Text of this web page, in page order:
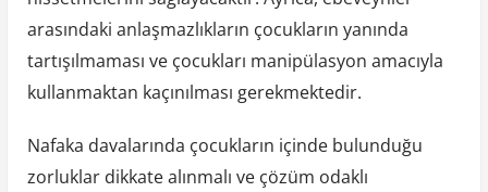
arasındaki anlaşmazlıkların çocukların yanında
tartışılmaması ve çocukları manipülasyon amacıyla
kullanmaktan kaçınılması gerekmektedir.
Nafaka davalarında çocukların içinde bulunduğu
zorluklar dikkate alınmalı ve çözüm odaklı